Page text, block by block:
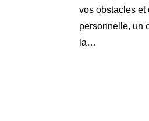
vos obstacles et
personnelle, un
la…